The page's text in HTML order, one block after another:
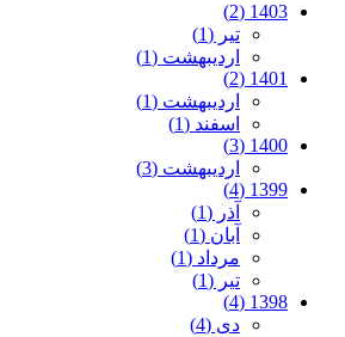
1403 (2)
تیر (1)
اردیبهشت (1)
1401 (2)
اردیبهشت (1)
اسفند (1)
1400 (3)
اردیبهشت (3)
1399 (4)
آذر (1)
آبان (1)
مرداد (1)
تیر (1)
1398 (4)
دی (4)